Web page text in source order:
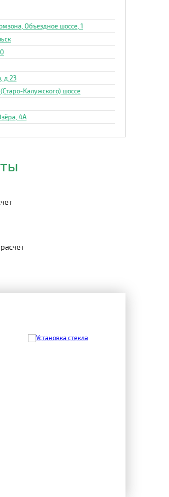
Объездное шоссе, 1
д.23
Калужского) шоссе
4А